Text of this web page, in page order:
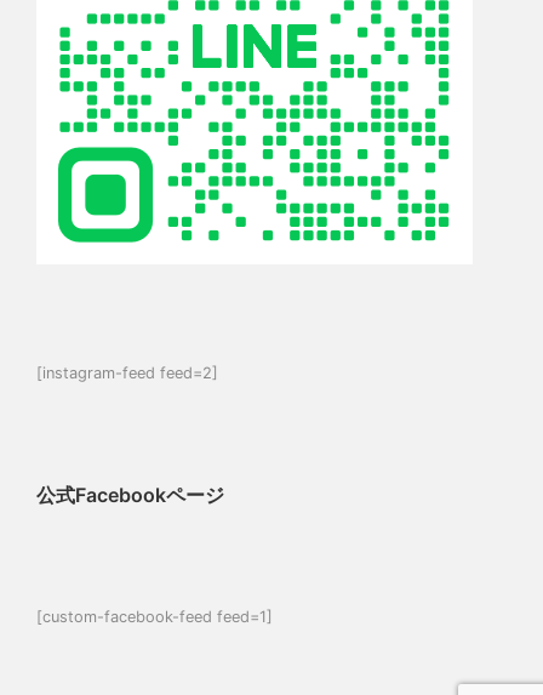
[instagram-feed feed=2]
公式Facebookページ
[custom-facebook-feed feed=1]